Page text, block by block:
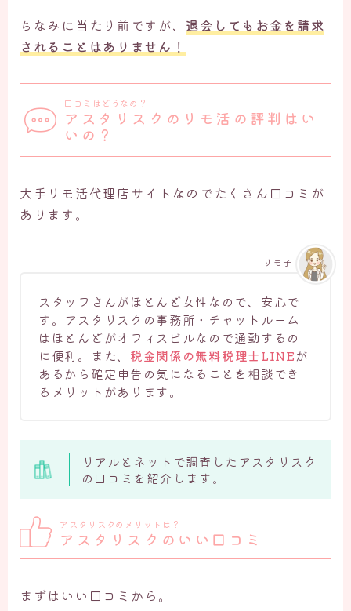
ちなみに当たり前ですが、 退会してもお金を請求
されることはありません！
口コミはどうなの？
アスタリスクのリモ活の評判はい
いの？
大手リモ活代理店サイトなのでたくさん口コミが
あります。
スタッフさんがほとんど女性なので、安心で
す。アスタリスクの事務所・チャットルーム
はほとんどがオフィスビルなので通勤するの
に便利。また、 税金関係の無料税理士LINEが
あるから確定申告の気になることを相談でき
るメリットがあります。
リモ子
リアルとネットで調査したアスタリスク
の口コミを紹介します。
アスタリスクのメリットは？
アスタリスクのいい口コミ
まずはいい口コミから。